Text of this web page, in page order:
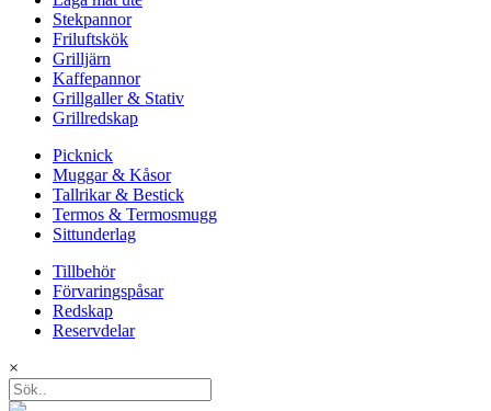
Stekpannor
Friluftskök
Grilljärn
Kaffepannor
Grillgaller & Stativ
Grillredskap
Picknick
Muggar & Kåsor
Tallrikar & Bestick
Termos & Termosmugg
Sittunderlag
Tillbehör
Förvaringspåsar
Redskap
Reservdelar
×